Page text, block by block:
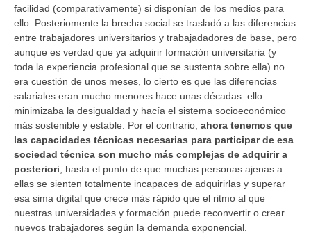
facilidad (comparativamente) si disponían de los medios para
ello. Posteriomente la brecha social se trasladó a las diferencias
entre trabajadores universitarios y trabajadadores de base, pero
aunque es verdad que ya adquirir formación universitaria (y
toda la experiencia profesional que se sustenta sobre ella) no
era cuestión de unos meses, lo cierto es que las diferencias
salariales eran mucho menores hace unas décadas: ello
minimizaba la desigualdad y hacía el sistema socioeconómico
más sostenible y estable. Por el contrario, ahora tenemos que
las capacidades técnicas necesarias para participar de esa
sociedad técnica son mucho más complejas de adquirir a
posteriori , hasta el punto de que muchas personas ajenas a
ellas se sienten totalmente incapaces de adquirirlas y superar
esa sima digital que crece más rápido que el ritmo al que
nuestras universidades y formación puede reconvertir o crear
nuevos trabajadores según la demanda exponencial.